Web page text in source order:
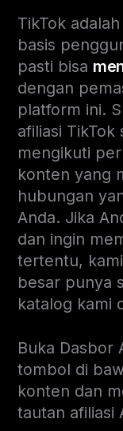
TikTok
basis
pasti bisa
dengan
platform ini.
afiliasi
mengikuti
konten yang
hubungan
Anda. Jika
dan ingin
tertentu,
besar punya
katalog kami
Buka Dasbor
tombol di
konten dan
tautan afiliasi